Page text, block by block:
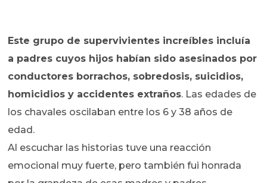
Este grupo de supervivientes increíbles incluía
a padres cuyos hijos habían sido asesinados por
conductores borrachos, sobredosis, suicidios,
homicidios y accidentes extraños. Las edades de
los chavales oscilaban entre los 6 y 38 años de
edad.
Al escuchar las historias tuve una reacción
emocional muy fuerte, pero también fui honrada